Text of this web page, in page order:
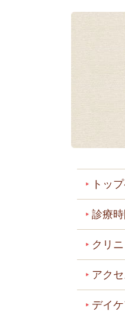
トッ
診療
クリ
アク
デイ